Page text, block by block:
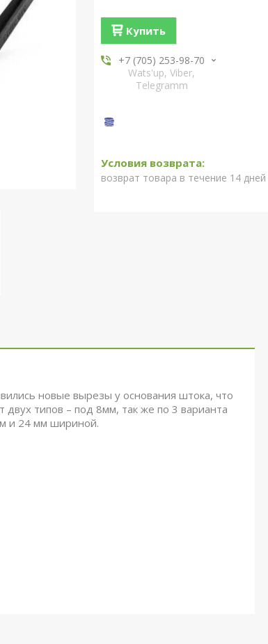
Купить
+7 (705) 253-98-70
Wats'up, Viber,
Telegramm
возврат товара в течение 14 дней
новые вырезы у основания штока, что
двух типов – под 8мм, так же по 3 варианта
и 24 мм шириной.